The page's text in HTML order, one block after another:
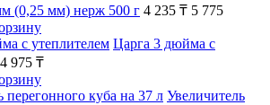
(0,25 мм) нерж 500 г 4 235 ₸ 5 775
Царга 3 дюйма с
975 ₸
Увеличитель